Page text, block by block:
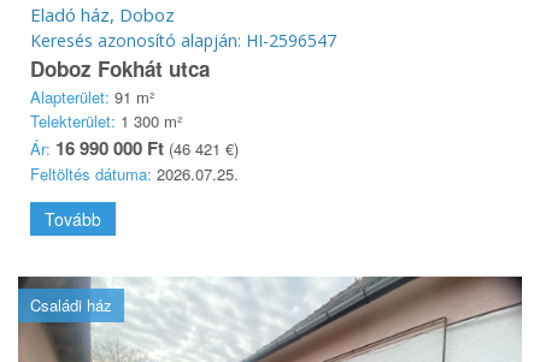
Eladó ház, Doboz
Keresés azonosító alapján: HI-2596547
Doboz Fokhát utca
Alapterület: 91 m²
Telekterület: 1 300 m²
Ár: 16 990 000 Ft (46 421 €)
Feltöltés dátuma: 2026.07.25.
Tovább
Családi ház